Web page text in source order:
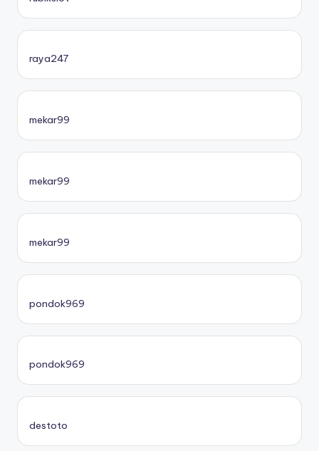
raya247
mekar99
mekar99
mekar99
pondok969
pondok969
destoto